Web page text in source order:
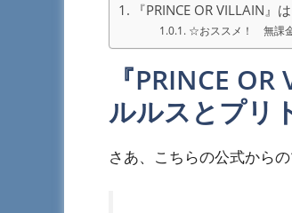
『PRINCE OR VILLAIN
☆おススメ！ 無課
『PRINCE
ルルスとプリ
さあ、こちらの公式から